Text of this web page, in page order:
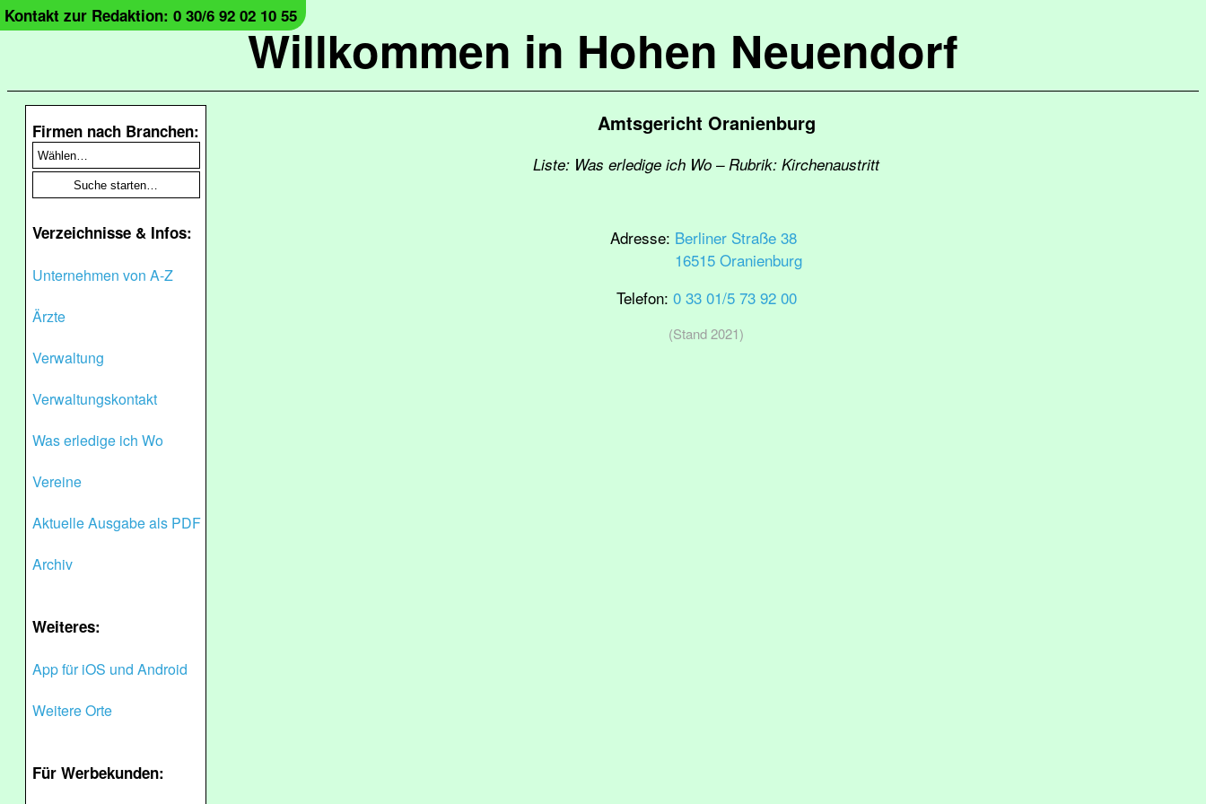
Willkommen in Hohen Neuendorf
Kontakt zur Redaktion: 0 30/6 92 02 10 55
Firmen nach Branchen:
Verzeichnisse & Infos:
Unternehmen von A-Z
Ärzte
Verwaltung
Verwaltungskontakt
Was erledige ich Wo
Vereine
Aktuelle Ausgabe als PDF
Archiv
Weiteres:
App für iOS und Android
Weitere Orte
Für Werbekunden:
Amtsgericht Oranienburg
Liste: Was erledige ich Wo – Rubrik: Kirchenaustritt
Adresse: Berliner Straße 38
16515 Oranienburg
Telefon: 0 33 01/5 73 92 00
(Stand 2021)